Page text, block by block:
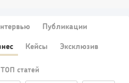
Публикации
Кейсы Эксклюзив
ТОП статей